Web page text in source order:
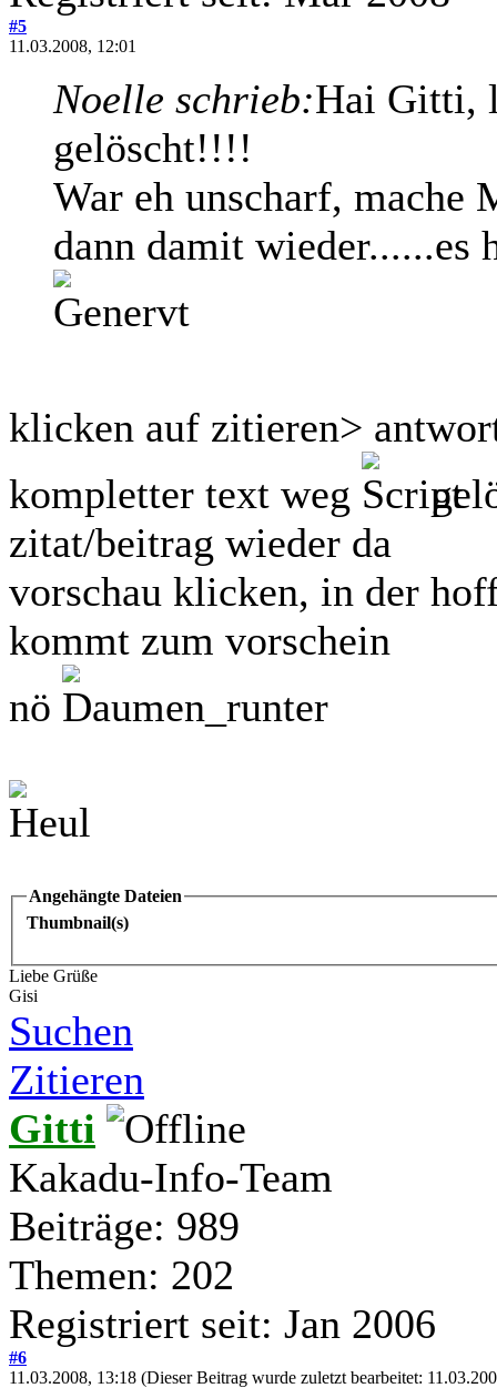
#5
11.03.2008, 12:01
Noelle schrieb:Hai Gitti,
gelöscht!!!!
War eh unscharf, mache
dann damit
klicken auf zitieren>
kompletter text weg
zitat/beitrag wieder da
vorschau klicken, in der
kommt zum vorschein
nö
Angehängte Dateien
Thumbnail(s)
Liebe Grüße
Gisi
Suchen
Zitieren
Gitti
Kakadu-Info-Team
Beiträge: 989
Themen: 202
Registriert seit: Jan 2006
#6
11.03.2008, 13:18 (Dieser Beitrag wurde zuletzt bearbeitet: